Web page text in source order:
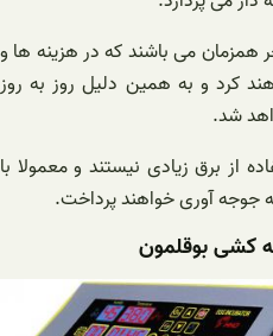
همزمان می باشند که در هزینه ها و
کرد و به همین دلیل روز به روز
شد.
از برق زیادی نیستند و معمولا با
کشی بوقلمون